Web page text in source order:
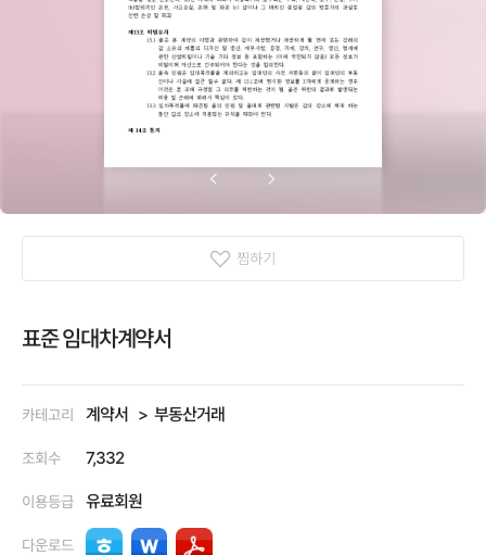
찜하기
표준 임대차계약서
카테고리 계약서 부동산거래
조회수 7,332
이용등급 유료회원
다운로드